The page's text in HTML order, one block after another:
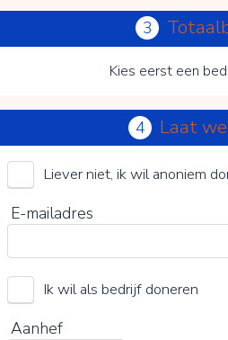
3
Kies eerst een
Dog Rescue
Kies je vrijwillige bijdrage
0%
4 Laat
Liever niet, ik wil anoniem
E-mailadres
Ik wil als bedrijf doneren
Aanhef